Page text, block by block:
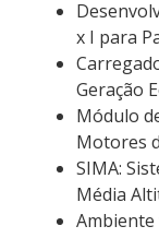
x I para
Geração
Módulo
Motores
SIMA:
Média